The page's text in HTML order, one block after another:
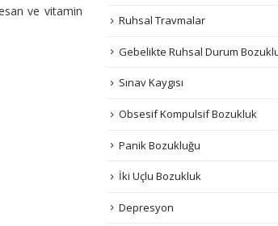
ve vitamin
Ruhsal Travmalar
Gebelikte Ruhsal Durum
Sınav Kaygısı
Obsesif Kompulsif Bozukluk
Panik Bozukluğu
İki Uçlu Bozukluk
Depresyon